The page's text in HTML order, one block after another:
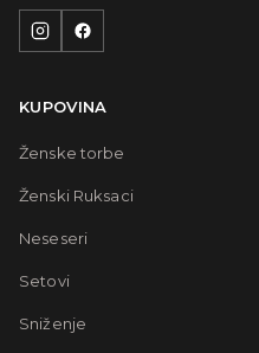
KUPOVINA
Ženske torbe
Ženski Ruksaci
Neseseri
Setovi
Sniženje